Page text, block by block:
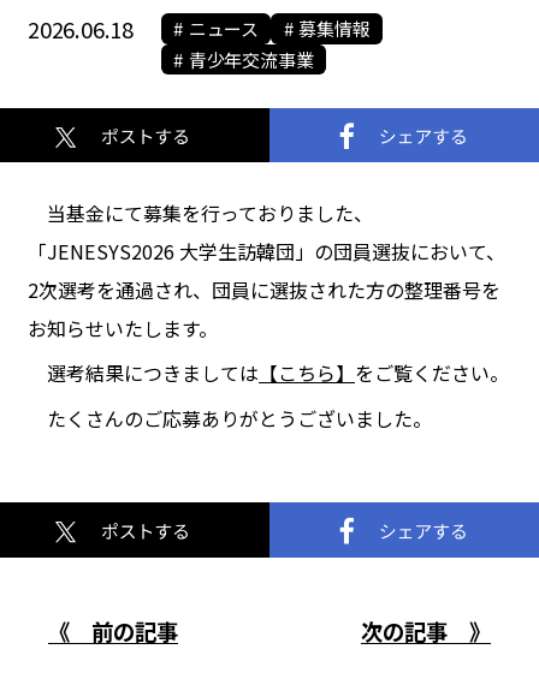
2026.06.18 ニュース
募集情報
青少年交流事業
当基金にて募集を行っておりました、
「JENESYS2026 大学生訪韓団」の団員選抜において、
2次選考を通過され、団員に選抜された方の整理番号を
お知らせいたします。
選考結果につきましては 【こちら】 をご覧ください。
たくさんのご応募ありがとうございました。
《 前の記事 次の記事 》